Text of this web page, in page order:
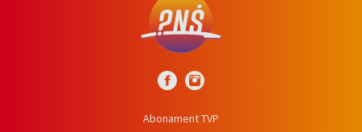
Abonament TVP